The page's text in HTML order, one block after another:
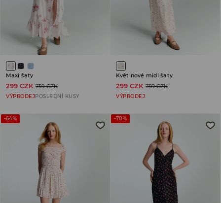
Maxi šaty
299 CZK 759 CZK
VÝPRODEJ POSLEDNÍ KUSY
Květinové midi šaty
299 CZK 759 CZK
VÝPRODEJ
-64% -70%